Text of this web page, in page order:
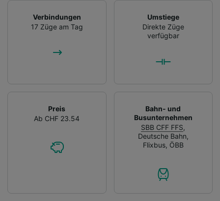
Verbindungen
17 Züge am Tag
Umstiege
Direkte Züge
verfügbar
Preis
Ab CHF 23.54
Bahn- und
Busunternehmen
SBB CFF FFS,
Deutsche Bahn,
Flixbus, ÖBB